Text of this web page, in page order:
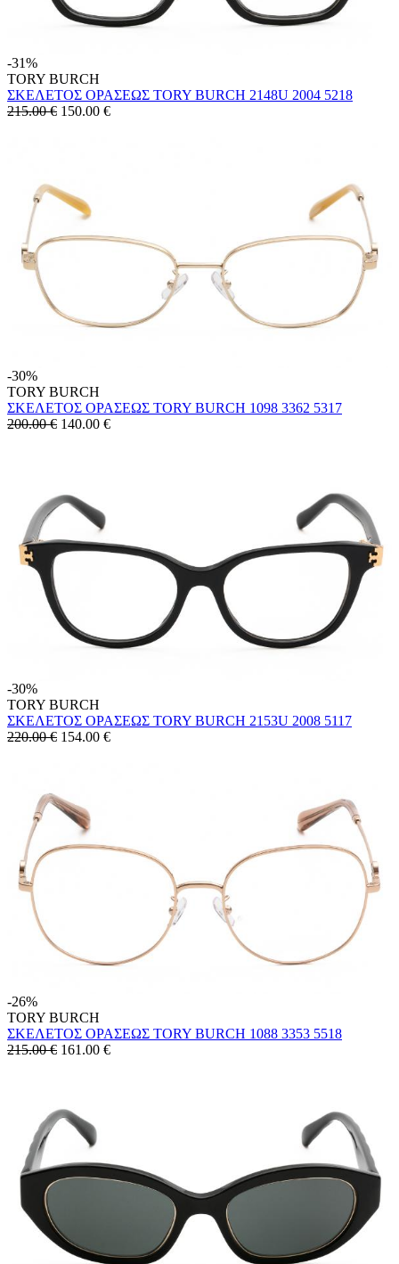
-31%
TORY BURCH
ΣΚΕΛΕΤΟΣ ΟΡΑΣΕΩΣ TORY BURCH 2148U 2004 5218
215.00 € 150.00 €
-30%
TORY BURCH
ΣΚΕΛΕΤΟΣ ΟΡΑΣΕΩΣ TORY BURCH 1098 3362 5317
200.00 € 140.00 €
-30%
TORY BURCH
ΣΚΕΛΕΤΟΣ ΟΡΑΣΕΩΣ TORY BURCH 2153U 2008 5117
220.00 € 154.00 €
-26%
TORY BURCH
ΣΚΕΛΕΤΟΣ ΟΡΑΣΕΩΣ TORY BURCH 1088 3353 5518
215.00 € 161.00 €